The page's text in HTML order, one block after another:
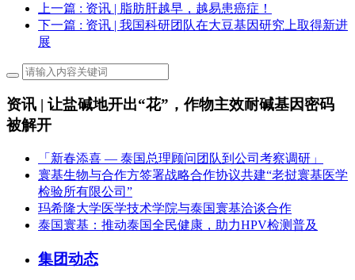
上一篇 : 资讯 | 脂肪肝越早，越易患癌症！
下一篇 : 资讯 | 我国科研团队在大豆基因研究上取得新进
展
资讯 | 让盐碱地开出“花”，作物主效耐碱基因密码
被解开
「新春添喜 — 泰国总理顾问团队到公司考察调研」
寰基生物与合作方签署战略合作协议共建“老挝寰基医学
检验所有限公司”
玛希隆大学医学技术学院与泰国寰基洽谈合作
泰国寰基：推动泰国全民健康，助力HPV检测普及
集团动态